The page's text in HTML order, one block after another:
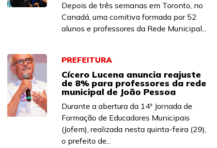
Depois de três semanas em Toronto, no
Canadá, uma comitiva formada por 52
alunos e professores da Rede Municipal...
PREFEITURA
Cícero Lucena anuncia reajuste
de 8% para professores da rede
municipal de João Pessoa
Durante a abertura da 14ª Jornada de
Formação de Educadores Municipais
(Jofem), realizada nesta quinta-feira (29),
o prefeito de...